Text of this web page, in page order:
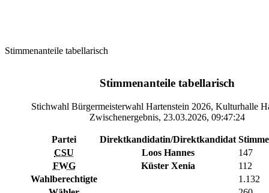
Stimmenanteile tabellarisch
Stimmenanteile tabellarisch
Stichwahl Bürgermeisterwahl Hartenstein 2026, Kulturhalle
Zwischenergebnis, 23.03.2026, 09:47:24
Partei Direktkandidatin/Direktkandidat
CSU
Loos Hannes
147
FWG
Küster Xenia
112
Wahlberechtigte
1.132